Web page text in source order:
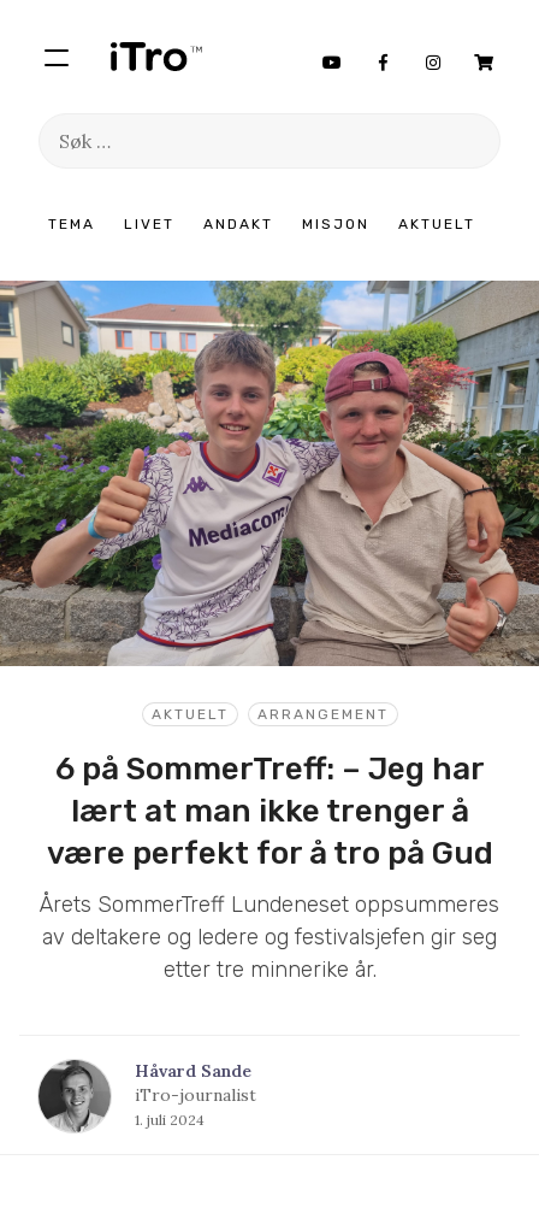
TEMA LIVET ANDAKT MISJON AKTUELT
Søk
innhold
AKTUELT ARRANGEMENT
6 på SommerTreff: – Jeg har
lært at man ikke trenger å
være perfekt for å tro på Gud
Årets SommerTreff Lundeneset oppsummeres
av deltakere og ledere og festivalsjefen gir seg
etter tre minnerike år.
Håvard Sande
iTro-journalist
1. juli 2024